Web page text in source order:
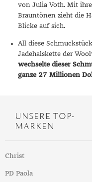
von Julia Voth. Mit
Brauntönen zieht die
Blicke auf sich.
All diese
Jadehalskette der
wechselte dieser
ganze 27 Millionen
UNSERE TOP-
MARKEN
Christ
PD Paola